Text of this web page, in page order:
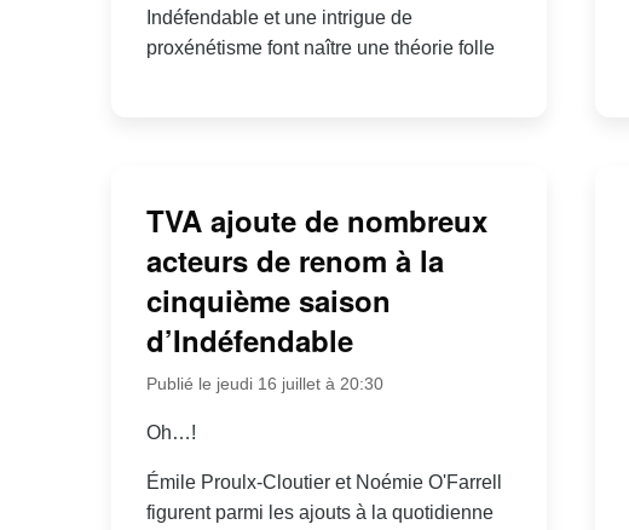
Indéfendable et une intrigue de
proxénétisme font naître une théorie folle
TVA ajoute de nombreux
acteurs de renom à la
cinquième saison
d’Indéfendable
Publié le jeudi 16 juillet à 20:30
Oh…!
Émile Proulx-Cloutier et Noémie O'Farrell
figurent parmi les ajouts à la quotidienne